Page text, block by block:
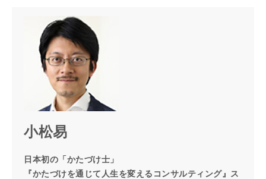
小松易
日本初の「かたづけ士」
『かたづけを通じて人生を変えるコンサルティング』ス